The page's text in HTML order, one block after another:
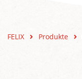
FELIX Produkte